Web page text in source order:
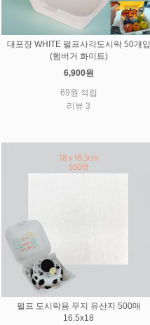
대포장 WHITE 펄프사각도시락 50개입
(햄버거 화이트)
6,900원
69원 적립
리뷰 3
펄프 도시락용 무지 유산지 500매
16.5x18